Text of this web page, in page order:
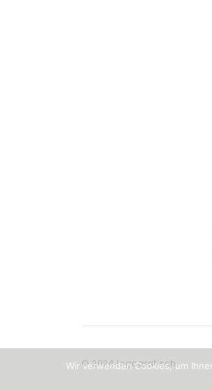
© 2024 logografisch
Wir verwenden Cookies, um